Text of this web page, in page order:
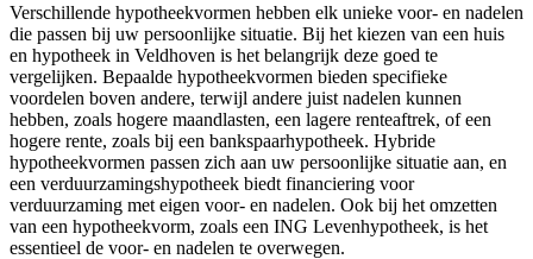
Verschillende hypotheekvormen hebben elk unieke voor- en nadelen
die passen bij uw persoonlijke situatie. Bij het kiezen van een huis
en hypotheek in Veldhoven is het belangrijk deze goed te
vergelijken. Bepaalde hypotheekvormen bieden specifieke
voordelen boven andere, terwijl andere juist nadelen kunnen
hebben, zoals hogere maandlasten, een lagere renteaftrek, of een
hogere rente, zoals bij een bankspaarhypotheek. Hybride
hypotheekvormen passen zich aan uw persoonlijke situatie aan, en
een verduurzamingshypotheek biedt financiering voor
verduurzaming met eigen voor- en nadelen. Ook bij het omzetten
van een hypotheekvorm, zoals een ING Levenhypotheek, is het
essentieel de voor- en nadelen te overwegen.